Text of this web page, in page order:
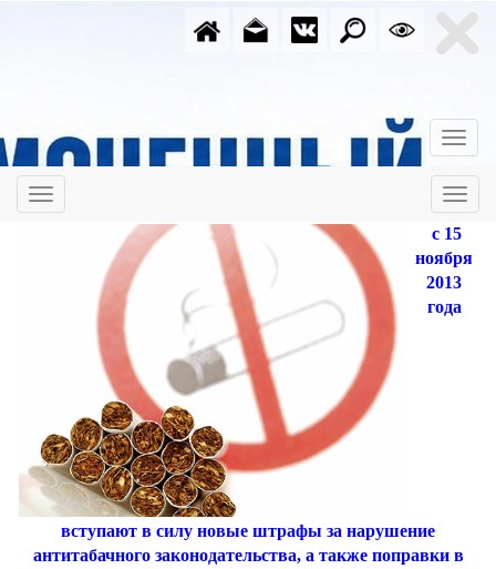
с 15
ноября
2013
года
вступают в силу новые штрафы за нарушение
антитабачного законодательства, а также поправки в